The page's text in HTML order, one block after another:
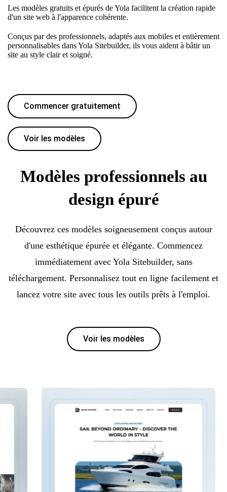
Les modèles gratuits et épurés de Yola facilitent la création rapide
d'un site web à l'apparence cohérente.
Conçus par des professionnels, adaptés aux mobiles et entièrement
personnalisables dans Yola Sitebuilder, ils vous aident à bâtir un
site au style clair et soigné.
Commencer gratuitement
Voir les modèles
Modèles professionnels au
design épuré
Découvrez ces modèles soigneusement conçus autour
d'une esthétique épurée et élégante. Commencez
immédiatement avec Yola Sitebuilder, sans
téléchargement. Personnalisez tout en ligne facilement et
lancez votre site avec tous les outils prêts à l'emploi.
Voir les modèles